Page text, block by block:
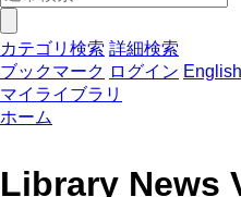
カテゴリ検索 詳細検索
ブックマーク ログイン English
マイライブラリ
ホーム
Library News